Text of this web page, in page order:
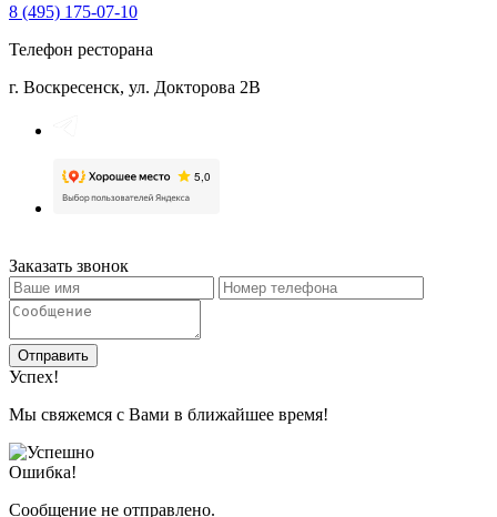
8 (495) 175-07-10
Телефон ресторана
г. Воскресенск, ул. Докторова 2B
Заказать звонок
Отправить
Успех!
Мы свяжемся с Вами в ближайшее время!
Ошибка!
Сообщение не отправлено.